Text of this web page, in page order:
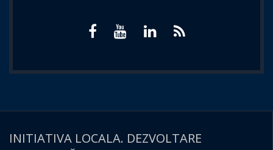
INITIATIVA LOCALA. DEZVOLTARE